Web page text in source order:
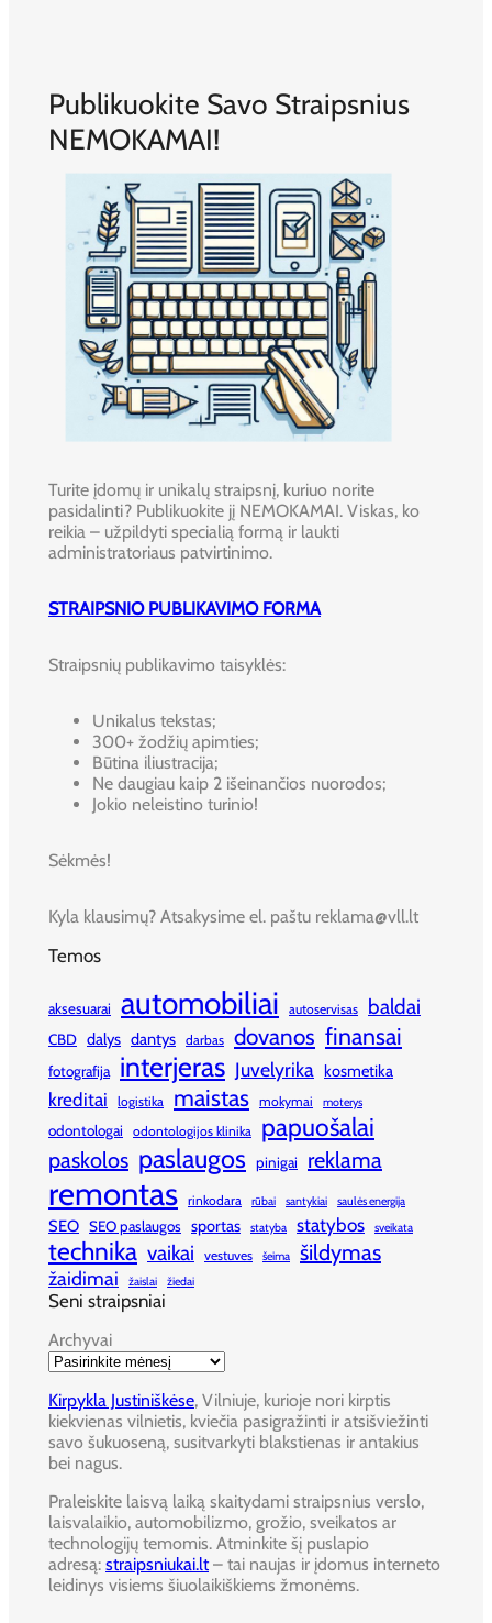
Publikuokite Savo Straipsnius
NEMOKAMAI!
Turite įdomų ir unikalų straipsnį, kuriuo norite
pasidalinti? Publikuokite jį NEMOKAMAI. Viskas, ko
reikia – užpildyti specialią formą ir laukti
administratoriaus patvirtinimo.
STRAIPSNIO PUBLIKAVIMO FORMA
Straipsnių publikavimo taisyklės:
Unikalus tekstas;
300+ žodžių apimties;
Būtina iliustracija;
Ne daugiau kaip 2 išeinančios nuorodos;
Jokio neleistino turinio!
Sėkmės!
Kyla klausimų? Atsakysime el. paštu reklama@vll.lt
Temos
aksesuarai automobiliai autoservisas baldai
CBD dalys dantys darbas dovanos finansai
fotografija interjeras Juvelyrika kosmetika
kreditai logistika maistas mokymai moterys
odontologai odontologijos klinika papuošalai
paskolos paslaugos pinigai reklama
remontas rinkodara rūbai santykiai saulės energija
SEO SEO paslaugos sportas statyba statybos sveikata
technika vaikai vestuves šeima šildymas
žaidimai žaislai žiedai
Seni straipsniai
Archyvai
Kirpykla Justiniškėse, Vilniuje, kurioje nori kirptis
kiekvienas vilnietis, kviečia pasigražinti ir atsišviežinti
savo šukuoseną, susitvarkyti blakstienas ir antakius
bei nagus.
Praleiskite laisvą laiką skaitydami straipsnius verslo,
laisvalaikio, automobilizmo, grožio, sveikatos ar
technologijų temomis. Atminkite šį puslapio
adresą: straipsniukai.lt– tai naujas ir įdomus interneto
leidinys visiems šiuolaikiškiems žmonėms.